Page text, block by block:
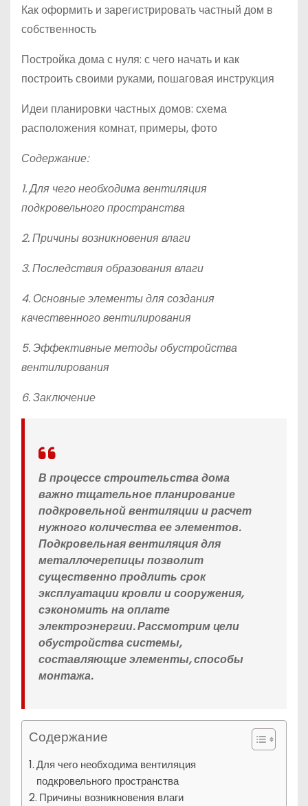
Как оформить и зарегистрировать частный дом в
собственность
Постройка дома с нуля: с чего начать и как
построить своими руками, пошаговая инструкция
Идеи планировки частных домов: схема
расположения комнат, примеры, фото
Содержание:
1. Для чего необходима вентиляция
подкровельного пространства
2. Причины возникновения влаги
3. Последствия образования влаги
4. Основные элементы для создания
качественного вентилирования
5. Эффективные методы обустройства
вентилирования
6. Заключение
В процессе строительства дома
важно тщательное планирование
подкровельной вентиляции и расчет
нужного количества ее элементов.
Подкровельная вентиляция для
металлочерепицы позволит
существенно продлить срок
эксплуатации кровли и сооружения,
сэкономить на оплате
электроэнергии. Рассмотрим цели
обустройства системы,
составляющие элементы, способы
монтажа.
Содержание
Для чего необходима вентиляция
подкровельного пространства
Причины возникновения влаги